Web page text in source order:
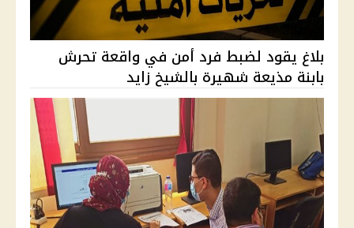
بلاغ يقود لضبط فرد أمن في واقعة تحرش
بابنة مذيعة شهيرة بالشيخ زايد